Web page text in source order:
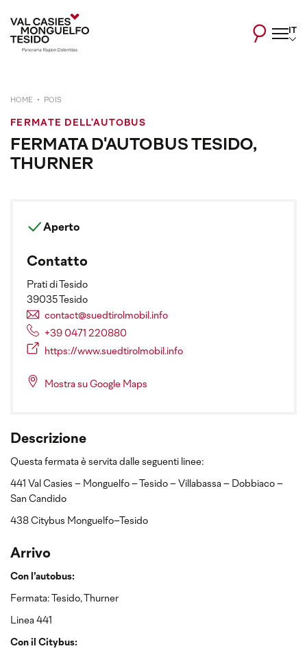
IT
HOME POIS
FERMATE DELL'AUTOBUS
FERMATA D'AUTOBUS TESIDO,
THURNER
Descrizione
Questa fermata è servita dalle seguenti linee:
441 Val Casies – Monguelfo – Tesido – Villabassa – Dobbiaco –
San Candido
438 Citybus Monguelfo–Tesido
Arrivo
Con l’autobus:
Fermata: Tesido, Thurner
Linea 441
Con il Citybus:
Aperto
Contatto
Prati di Tesido
39035 Tesido
contact@suedtirolmobil.info
+39 0471 220880
https://www.suedtirolmobil.info
Mostra su Google Maps